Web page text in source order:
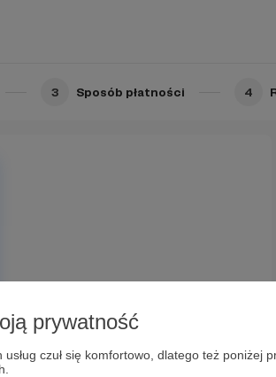
prywatność
czuł się komfortowo, dlatego też poniżej
3 Sposób płatności 4